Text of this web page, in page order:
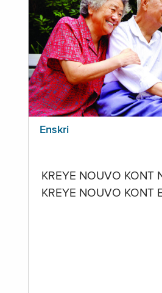
Enskri
KREYE NOUVO KONT
KREYE NOUVO KONT